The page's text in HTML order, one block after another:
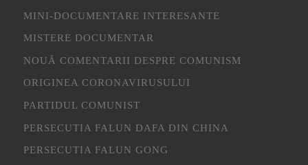
MINI-DOCUMENTARE INTERESANTE
MISTERE DOCUMENTAR
NOUĂ COMENTARII DESPRE COMUNISM
ORIGINEA CORONAVIRUSULUI
PARTIDUL COMUNIST
PERSECUTIA FALUN DAFA DIN CHINA
PERSECUTIA FALUN GONG